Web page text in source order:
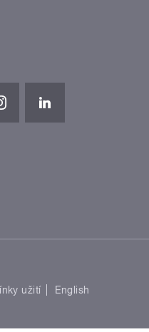
užití
English